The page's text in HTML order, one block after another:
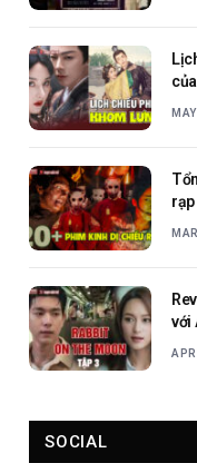
với
SOCIAL